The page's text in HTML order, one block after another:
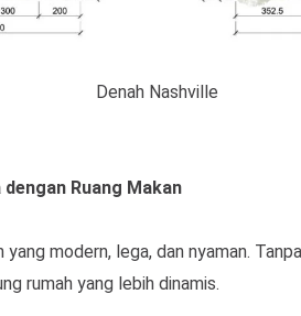
Denah Nashville
Ruang Makan
modern, lega, dan nyaman.
rumah yang lebih dinamis.